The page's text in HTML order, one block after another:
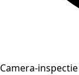
Camera-